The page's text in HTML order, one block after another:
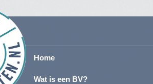
Home
Wat is een BV?